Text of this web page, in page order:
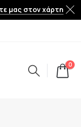
μας στον χάρτη
0